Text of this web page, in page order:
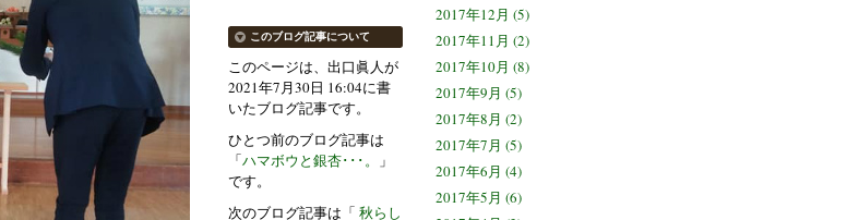
2017年12月 (5)
2017年11月 (2)
2017年10月 (8)
2017年9月 (5)
2017年8月 (2)
2017年7月 (5)
2017年6月 (4)
2017年5月 (6)
このブログ記事について
このページは、出口眞人が
2021年7月30日 16:04に書
いたブログ記事です。
ひとつ前のブログ記事は
「ハマボウと銀杏･･･。
」
です。
次のブログ記事は「 秋らし